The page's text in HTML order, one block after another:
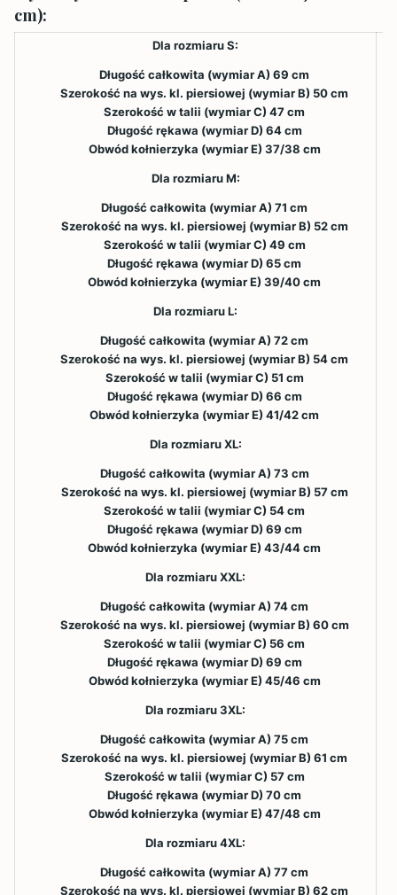
cm):
Dla rozmiaru S:
Długość całkowita (wymiar A) 69 cm
Szerokość na wys. kl. piersiowej (wymiar B) 50 cm
Szerokość w talii (wymiar C) 47 cm
Długość rękawa (wymiar D) 64 cm
Obwód kołnierzyka (wymiar E) 37/38 cm
Dla rozmiaru M:
Długość całkowita (wymiar A) 71 cm
Szerokość na wys. kl. piersiowej (wymiar B) 52 cm
Szerokość w talii (wymiar C) 49 cm
Długość rękawa (wymiar D) 65 cm
Obwód kołnierzyka (wymiar E) 39/40 cm
Dla rozmiaru L:
Długość całkowita (wymiar A) 72 cm
Szerokość na wys. kl. piersiowej (wymiar B) 54 cm
Szerokość w talii (wymiar C) 51 cm
Długość rękawa (wymiar D) 66 cm
Obwód kołnierzyka (wymiar E) 41/42 cm
Dla rozmiaru XL:
Długość całkowita (wymiar A) 73 cm
Szerokość na wys. kl. piersiowej (wymiar B) 57 cm
Szerokość w talii (wymiar C) 54 cm
Długość rękawa (wymiar D) 69 cm
Obwód kołnierzyka (wymiar E) 43/44 cm
Dla rozmiaru XXL:
Długość całkowita (wymiar A) 74 cm
Szerokość na wys. kl. piersiowej (wymiar B) 60 cm
Szerokość w talii (wymiar C) 56 cm
Długość rękawa (wymiar D) 69 cm
Obwód kołnierzyka (wymiar E) 45/46 cm
Dla rozmiaru 3XL:
Długość całkowita (wymiar A) 75 cm
Szerokość na wys. kl. piersiowej (wymiar B) 61 cm
Szerokość w talii (wymiar C) 57 cm
Długość rękawa (wymiar D) 70 cm
Obwód kołnierzyka (wymiar E) 47/48 cm
Dla rozmiaru 4XL:
Długość całkowita (wymiar A) 77 cm
Szerokość na wys. kl. piersiowej (wymiar B) 62 cm